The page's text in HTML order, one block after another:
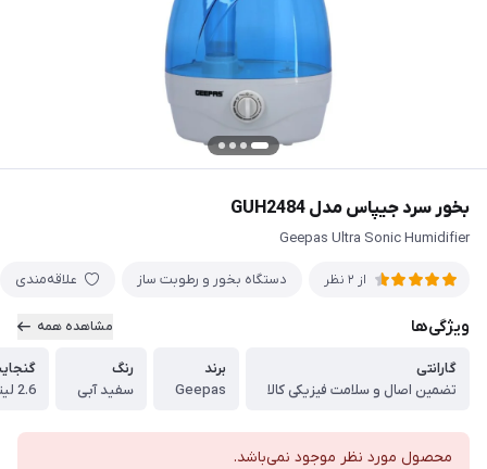
بخور سرد جیپاس مدل GUH2484
Geepas Ultra Sonic Humidifier
از 2 نظر دستگاه بخور و رطوبت ساز علاقه‌مندی
ویژگی‌ها مشاهده همه
گارانتی
تضمین اصال و سلامت فیزیکی کالا
برند
Geepas
رنگ
سفید آبی
2.6 لیتر
محصول مورد نظر موجود نمی‌باشد.